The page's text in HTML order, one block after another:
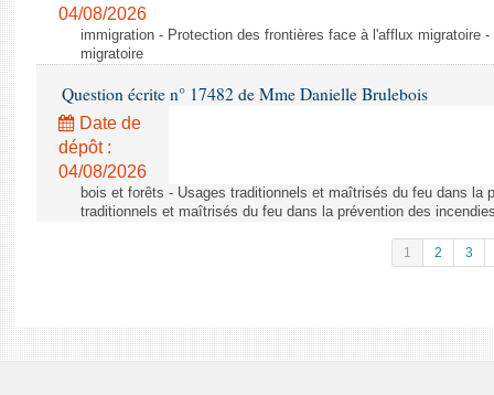
04/08/2026
immigration - Protection des frontières face à l'afflux migratoire
migratoire
Question écrite n° 17482 de Mme Danielle Brulebois
Date de
dépôt :
04/08/2026
bois et forêts - Usages traditionnels et maîtrisés du feu dans la
traditionnels et maîtrisés du feu dans la prévention des
1 2 3